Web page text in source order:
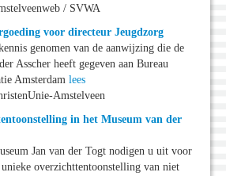
/ SVWA
voor directeur Jeugdzorg
genomen van de aanwijzing die de
Asscher heeft gegeven aan Bureau
Amsterdam lees
Amstelveen
in het Museum van der
Jan van der Togt nodigen u uit voor
overzichttentoonstelling van niet